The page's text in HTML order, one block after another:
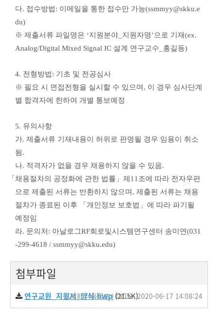
다. 접수방법: 이메일을 통한 접수만 가능(ssmmyy@skku.e
du)
※ 제출서류 파일명은 ‘지원분야 지원자명’으로 기재(ex.
Analog/Digital Mixed Signal IC 설계
연구교수 홍길동)
4. 전형방법: 기초 및 전공심사
※ 필요 시 면접전형을 실시할 수 있으며 , 이 경우 심사단계
별 합격자에 한하여 개별 통보예정
5. 유의사항
가. 제출서류 기재내용이 허위로 판명될 경우 임용이 취소
됨.
나. 적격자가 없을 경우 채용하지 않을 수 있음.
「 채용절차의 공정화에 관한 법률 」제 11 조에 따라 전자우편
으로 제출된 서류는 반환하지 않으며 , 제출된 서류는 채용
절차가 종료된 이후
「 개인정보 보호법 」 에 따라 파기될
예정임
라. 문의처 : 아날로그RF회로및시스템연구센터 송미연(031
-299-4618 / ssmmyy@skku.edu)
첨부파일
연구교원_지원서_양식.hwp(21.5K)
128회 다운로드 | DATE : 2020-06-17 14:08:24